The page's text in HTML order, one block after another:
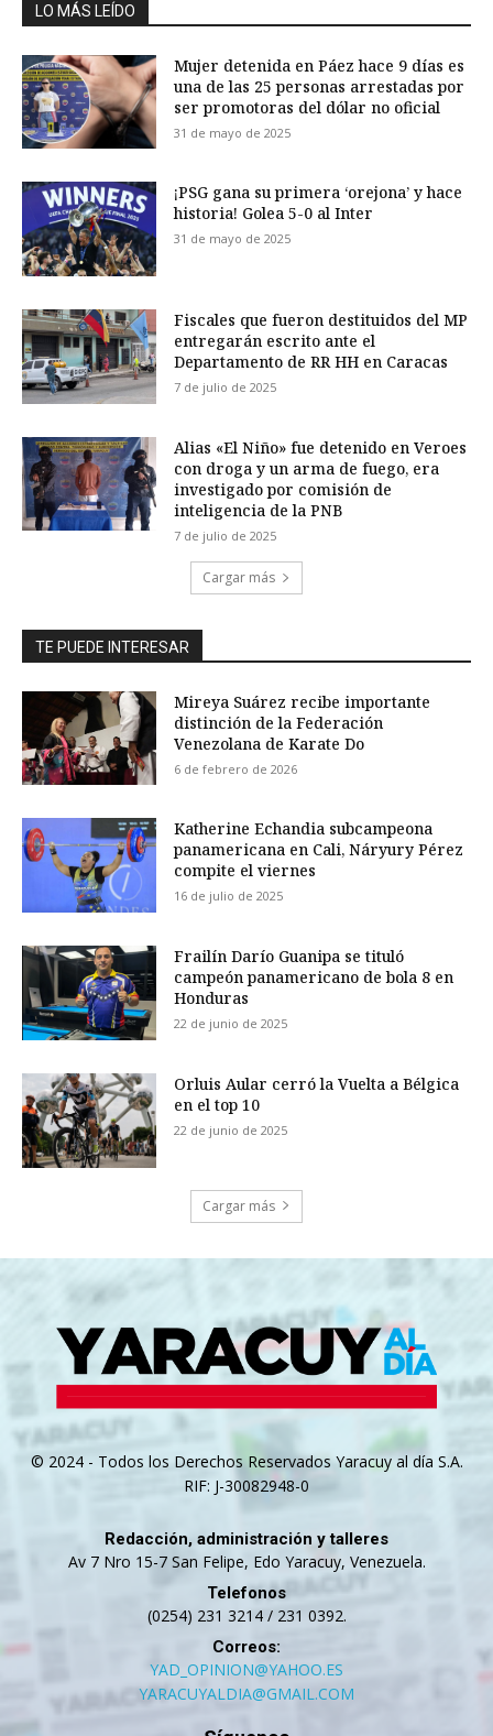
LO MÁS LEÍDO
Mujer detenida en Páez hace 9 días es
una de las 25 personas arrestadas por
ser promotoras del dólar no oficial
31 de mayo de 2025
¡PSG gana su primera ‘orejona’ y hace
historia! Golea 5-0 al Inter
31 de mayo de 2025
Fiscales que fueron destituidos del MP
entregarán escrito ante el
Departamento de RR HH en Caracas
7 de julio de 2025
Alias «El Niño» fue detenido en Veroes
con droga y un arma de fuego, era
investigado por comisión de
inteligencia de la PNB
7 de julio de 2025
Cargar más
TE PUEDE INTERESAR
Mireya Suárez recibe importante
distinción de la Federación
Venezolana de Karate Do
6 de febrero de 2026
Katherine Echandia subcampeona
panamericana en Cali, Náryury Pérez
compite el viernes
16 de julio de 2025
Frailín Darío Guanipa se tituló
campeón panamericano de bola 8 en
Honduras
22 de junio de 2025
Orluis Aular cerró la Vuelta a Bélgica
en el top 10
22 de junio de 2025
Cargar más
© 2024 - Todos los Derechos Reservados Yaracuy al día S.A.
RIF: J-30082948-0
Redacción, administración y talleres
Av 7 Nro 15-7 San Felipe, Edo Yaracuy, Venezuela.
Telefonos
(0254) 231 3214 / 231 0392.
Correos:
YAD_OPINION@YAHOO.ES
YARACUYALDIA@GMAIL.COM